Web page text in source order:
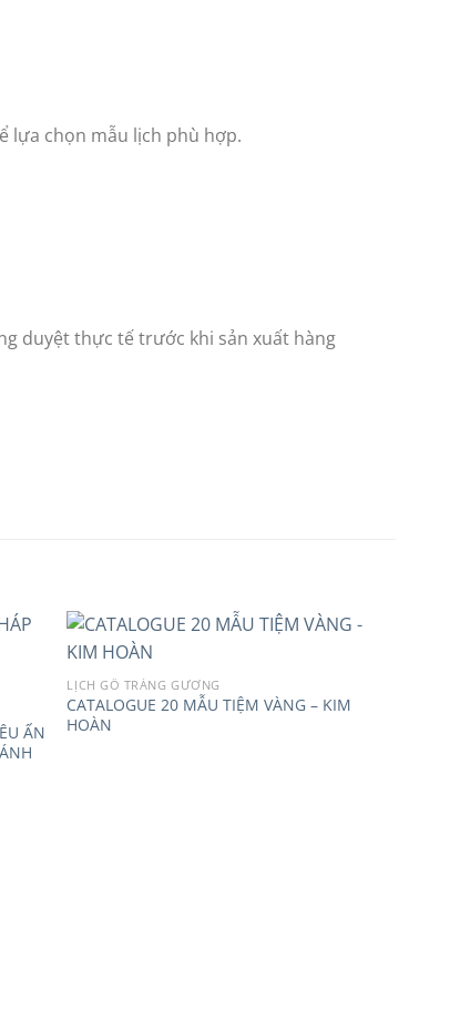
lựa chọn mẫu lịch phù hợp.
duyệt thực tế trước khi sản xuất hàng
ẤN
Add to
LỊCH GỖ TRÁNG GƯƠNG
CATALOGUE 20 MẪU TIỆM VÀNG – KIM
HOÀN